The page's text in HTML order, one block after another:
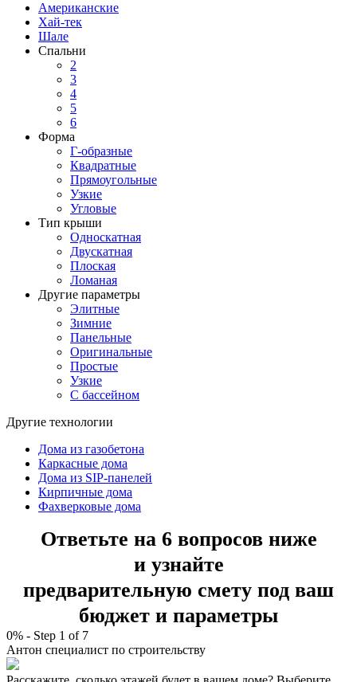
Американские
Хай-тек
Шале
Спальни
2
3
4
5
6
Форма
Г-образные
Квадратные
Прямоугольные
Узкие
Угловые
Тип крыши
Односкатная
Двускатная
Плоская
Ломаная
Другие параметры
Элитные
Зимние
Панельные
Оригинальные
Простые
Узкие
С бассейном
Другие технологии
Дома из газобетона
Каркасные дома
Дома из SIP-панелей
Кирпичные дома
Фахверковые дома
Ответьте на 6 вопросов ниже
и узнайте
предварительную смету под ваш
бюджет и параметры
0% - Step 1 of 7
Антон специалист по строительству